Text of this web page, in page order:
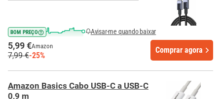
BOM PREÇO Avisar-me quando baixar
5,99 €Amazon
7,99 €-25%
Comprar agora
Amazon Basics Cabo USB-C a USB-C
0,9 m